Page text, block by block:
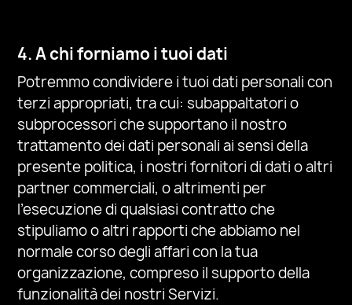
4. A chi forniamo i tuoi dati
Potremmo condividere i tuoi dati personali con
terzi appropriati, tra cui: subappaltatori o
subprocessori che supportano il nostro
trattamento dei dati personali ai sensi della
presente politica, i nostri fornitori di dati o altri
partner commerciali, o altrimenti per
l’esecuzione di qualsiasi contratto che
stipuliamo o altri rapporti che abbiamo nel
normale corso degli affari con la tua
organizzazione, compreso il supporto della
funzionalità dei nostri Servizi.